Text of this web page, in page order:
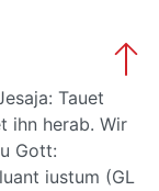
Tauet
ihn herab. Wir
Gott:
iustum (GL